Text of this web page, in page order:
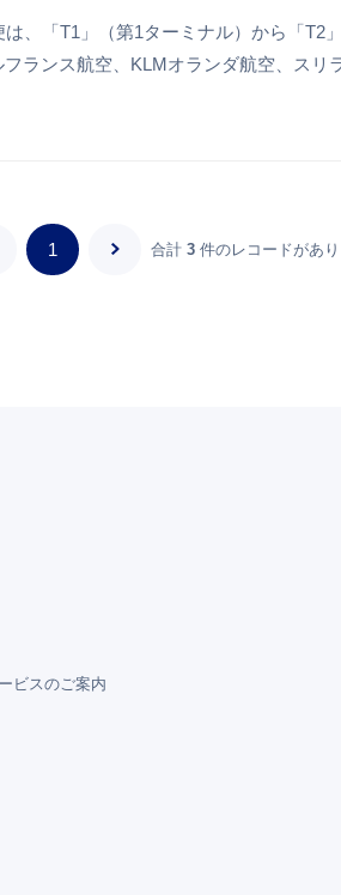
、「T1」（第1ターミナル）から「T2
ランス航空、KLMオランダ航空、スリ
1 合計3 件のレコードがあ
ビスのご案内